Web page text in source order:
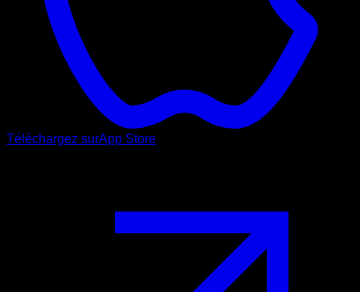
Téléchargez surApp Store